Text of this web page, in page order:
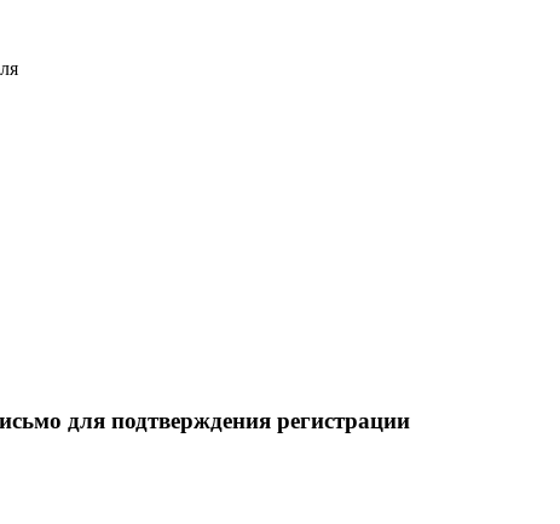
для подтверждения регистрации